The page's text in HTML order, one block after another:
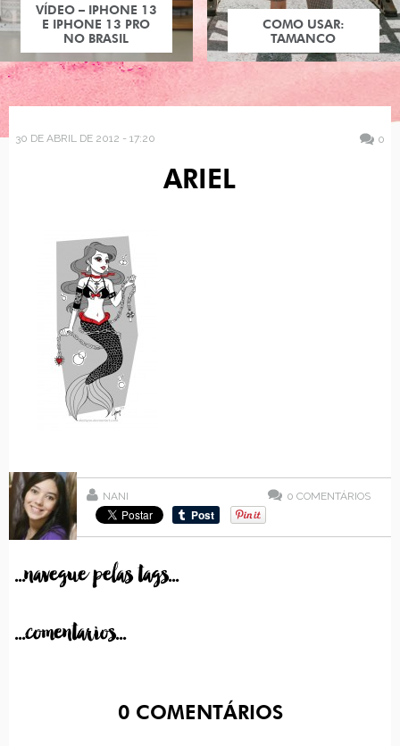
VÍDEO – IPHONE 13
E IPHONE 13 PRO
NO BRASIL
COMO USAR:
TAMANCO
30 DE ABRIL DE 2012 - 17:20 0
ARIEL
NANI 0 COMENTÁRIOS
...navegue pelas tags...
...comentarios...
0COMENTÁRIOS